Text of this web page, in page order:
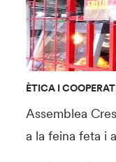
ÈTICA I
Assemblea
a la feina feta i